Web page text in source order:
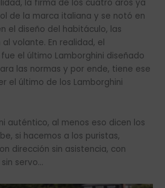
la firma de los cuatro aros ya
de la marca italiana y se notó en
el diseño del habitáculo, las
volante. En realidad, el
el último Lamborghini diseñado
las normas y por ende, tiene ese
el último de los Lamborghini
auténtico, al menos eso dicen los
si hacemos a los puristas,
dirección sin asistencia, con
servo…